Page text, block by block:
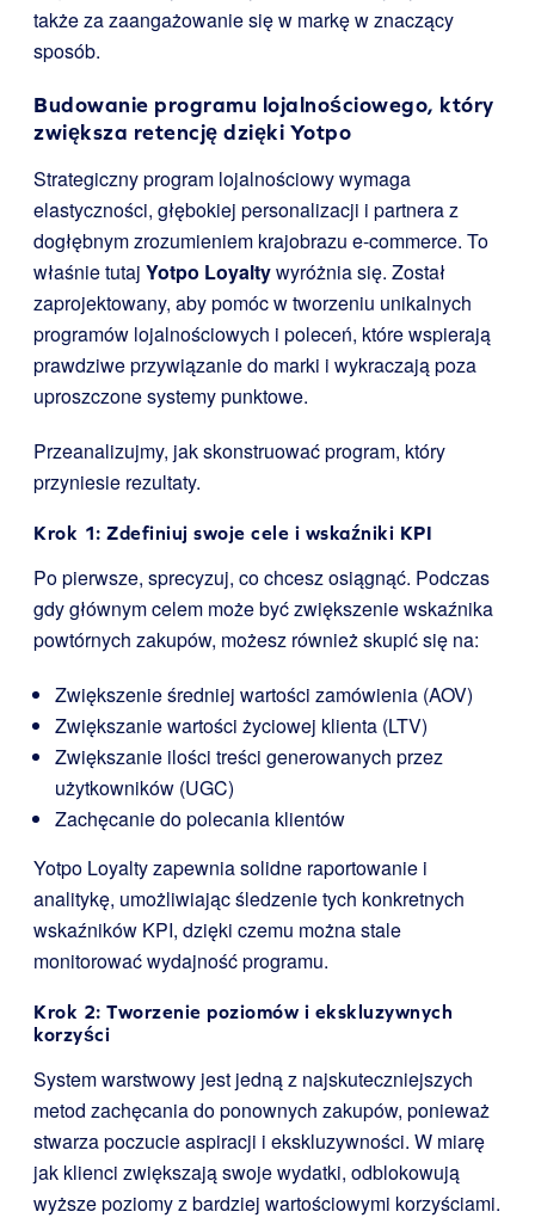
także za zaangażowanie się w markę w znaczący
sposób.
Budowanie programu lojalnościowego, który
zwiększa retencję dzięki Yotpo
Strategiczny program lojalnościowy wymaga
elastyczności, głębokiej personalizacji i partnera z
dogłębnym zrozumieniem krajobrazu e-commerce. To
właśnie tutaj Yotpo Loyaltywyróżnia się. Został
zaprojektowany, aby pomóc w tworzeniu unikalnych
programów lojalnościowych i poleceń, które wspierają
prawdziwe przywiązanie do marki i wykraczają poza
uproszczone systemy punktowe.
Przeanalizujmy, jak skonstruować program, który
przyniesie rezultaty.
Krok 1: Zdefiniuj swoje cele i wskaźniki KPI
Po pierwsze, sprecyzuj, co chcesz osiągnąć. Podczas
gdy głównym celem może być zwiększenie wskaźnika
powtórnych zakupów, możesz również skupić się na:
Zwiększenie średniej wartości zamówienia (AOV)
Zwiększanie wartości życiowej klienta (LTV)
Zwiększanie ilości treści generowanych przez
użytkowników (UGC)
Zachęcanie do polecania klientów
Yotpo Loyalty zapewnia solidne raportowanie i
analitykę, umożliwiając śledzenie tych konkretnych
wskaźników KPI, dzięki czemu można stale
monitorować wydajność programu.
Krok 2: Tworzenie poziomów i ekskluzywnych
korzyści
System warstwowy jest jedną z najskuteczniejszych
metod zachęcania do ponownych zakupów, ponieważ
stwarza poczucie aspiracji i ekskluzywności. W miarę
jak klienci zwiększają swoje wydatki, odblokowują
wyższe poziomy z bardziej wartościowymi korzyściami.